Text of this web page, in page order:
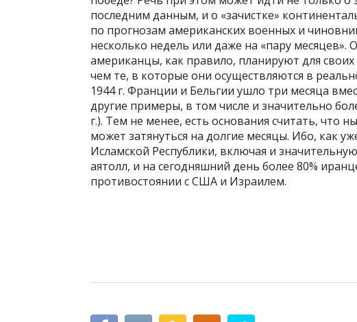
последним данным, и о «зачистке»
по прогнозам американских военных и
несколько недель или даже на «пару месяцев».
американцы, как правило, планируют для
чем те, в которые они осуществляются в
1944 г. Франции и Бельгии ушло три месяца
другие примеры, в том числе и значительно
г.). Тем не менее, есть основания считать, что
может затянуться на долгие месяцы. Ибо, как
Исламской Республики, включая и
аятолл, и на сегодняшний день более 80%
противостоянии с США и Израилем.